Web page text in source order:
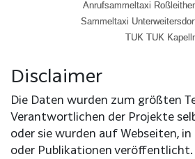
Disclaimer
Die Daten wurden zum größten
Verantwortlichen der Projekte
oder sie wurden auf Webseiten,
oder Publikationen